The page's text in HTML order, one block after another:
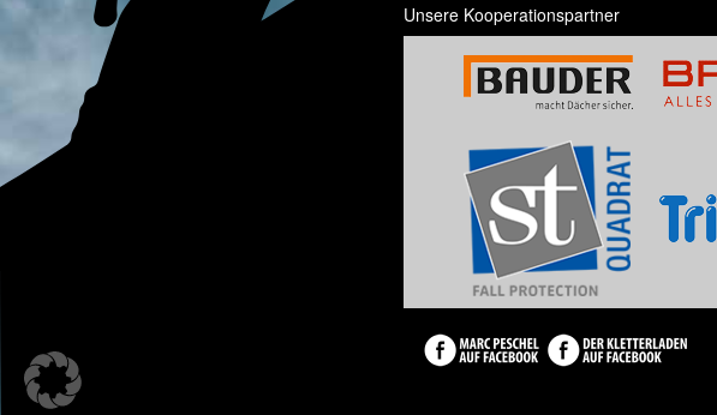
Unsere Kooperationspartner